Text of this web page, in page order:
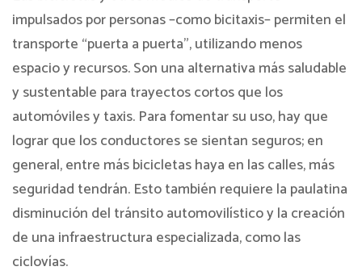
impulsados por personas –como bicitaxis– permiten el
transporte “puerta a puerta”, utilizando menos
espacio y recursos. Son una alternativa más saludable
y sustentable para trayectos cortos que los
automóviles y taxis. Para fomentar su uso, hay que
lograr que los conductores se sientan seguros; en
general, entre más bicicletas haya en las calles, más
seguridad tendrán. Esto también requiere la paulatina
disminución del tránsito automovilístico y la creación
de una infraestructura especializada, como las
ciclovías.